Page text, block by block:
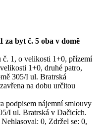
za byt č. 5 oba v domě
č. 1, o velikosti 1+0, přízemí
1+0, druhé patro,
305/I ul. Bratrská
na dobu určitou
podpisem nájemní smlouvy
I ul. Bratrská v Dačicích.
0, Zdržel se: 0,